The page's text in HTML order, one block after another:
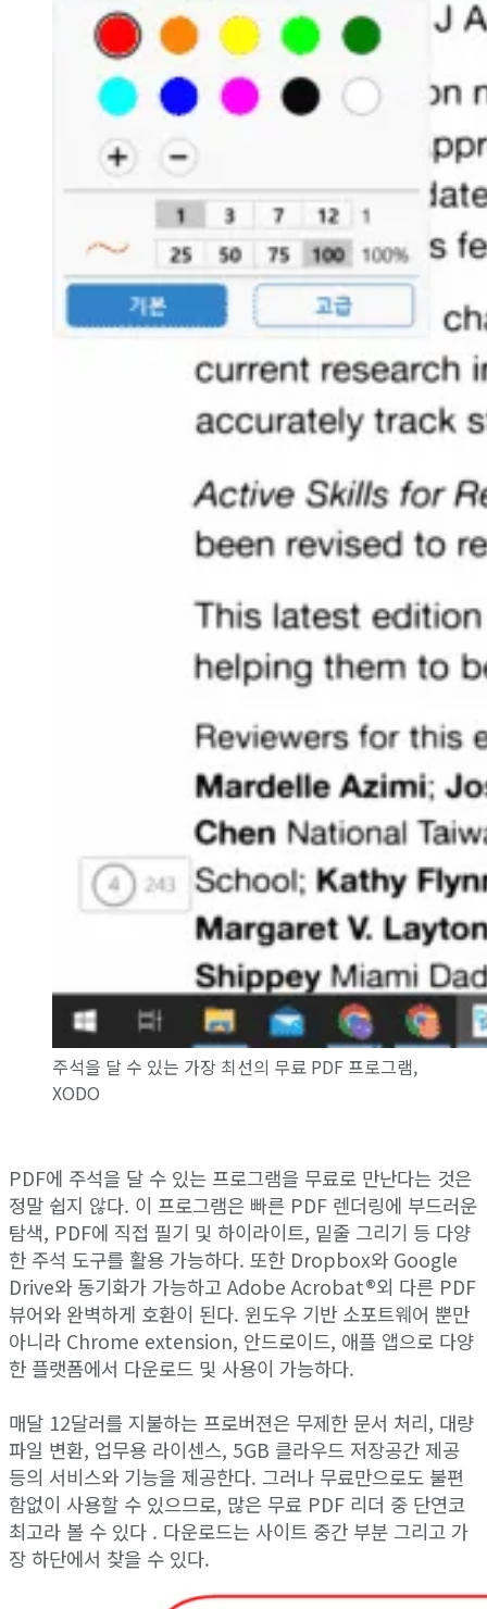
주석을 달 수 있는 가장 최선의 무료 PDF 프로그램,
XODO
PDF에 주석을 달 수 있는 프로그램을 무료로 만난다는 것은
정말 쉽지 않다. 이 프로그램은 빠른 PDF 렌더링에 부드러운
탐색, PDF에 직접 필기 및 하이라이트, 밑줄 그리기 등 다양
한 주석 도구를 활용 가능하다. 또한 Dropbox와 Google
Drive와 동기화가 가능하고 Adobe Acrobat®외 다른 PDF
뷰어와 완벽하게 호환이 된다. 윈도우 기반 소포트웨어 뿐만
아니라 Chrome extension, 안드로이드, 애플 앱으로 다양
한 플랫폼에서 다운로드 및 사용이 가능하다.
매달 12달러를 지불하는 프로버젼은 무제한 문서 처리, 대량
파일 변환, 업무용 라이센스, 5GB 클라우드 저장공간 제공
등의 서비스와 기능을 제공한다. 그러나 무료만으로도 불편
함없이 사용할 수 있으므로, 많은 무료 PDF 리더 중 단연코
최고라 볼 수 있다 . 다운로드는 사이트 중간 부분 그리고 가
장 하단에서 찾을 수 있다.